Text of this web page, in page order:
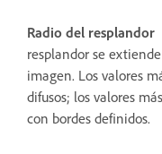
Radio del resplandor
resplandor se
imagen. Los valores
difusos; los valores
con bordes definidos.